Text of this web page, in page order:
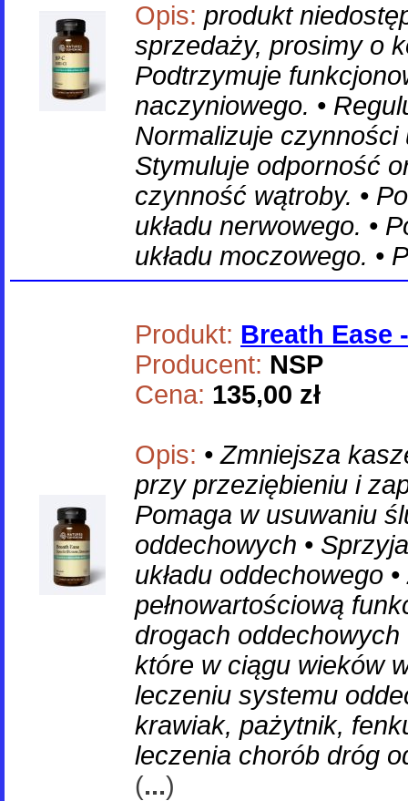
Opis: produkt
sprzedaży, prosimy o
Podtrzymuje
naczyniowego. •
Normalizuje czynności
Stymuluje odporność
czynność wątroby. •
układu nerwowego. •
układu moczowego. •
Produkt: Breath Ease
Producent: NSP
Cena: 135,00 zł
Opis: • Zmniejsza
przy przeziębieniu i
Pomaga w usuwaniu
oddechowych •
układu oddechowego
pełnowartościową
drogach oddechowych
które w ciągu wieków
leczeniu systemu
krawiak, pażytnik,
leczenia chorób dróg
(...)